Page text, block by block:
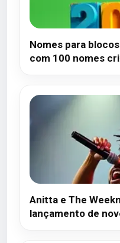
Nomes para
com 100 nomes
Anitta e The
lançamento de